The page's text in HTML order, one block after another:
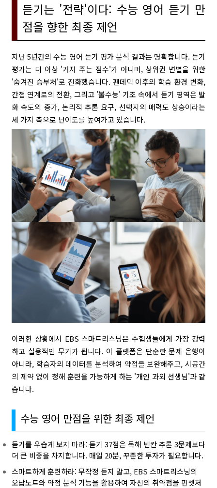
듣기는 '전략'이다: 수능 영어 듣기 만
점을 향한 최종 제언
지난 5년간의 수능 영어 듣기 평가 분석 결과는 명확합니다. 듣기
평가는 더 이상 '거저 주는 점수'가 아니며, 상위권 변별을 위한
'숨겨진 승부처'로 진화했습니다. 팬데믹 이후의 학습 환경 변화,
간접 연계로의 전환, 그리고 '불수능' 기조 속에서 듣기 영역은 발
화 속도의 증가, 논리적 추론 요구, 선택지의 매력도 상승이라는
세 가지 축으로 난이도를 높여가고 있습니다.
이러한 상황에서 EBS 스마트리스닝은 수험생들에게 가장 강력
하고 실용적인 무기가 됩니다. 이 플랫폼은 단순한 문제 은행이
아니라, 학습자의 데이터를 분석하여 약점을 보완해주고, 시공간
의 제약 없이 청해 훈련을 가능하게 하는 '개인 과외 선생님'과 같
습니다.
수능 영어 만점을 위한 최종 제언
듣기를 우습게 보지 마라: 듣기 37점은 독해 빈칸 추론 3문제보다
더 큰 비중을 차지합니다. 매일 20분, 꾸준한 투자가 필요합니다.
스마트하게 훈련하라: 무작정 듣지 말고, EBS 스마트리스닝의
오답노트와 약점 분석 기능을 활용하여 자신의 취약점을 핀셋처